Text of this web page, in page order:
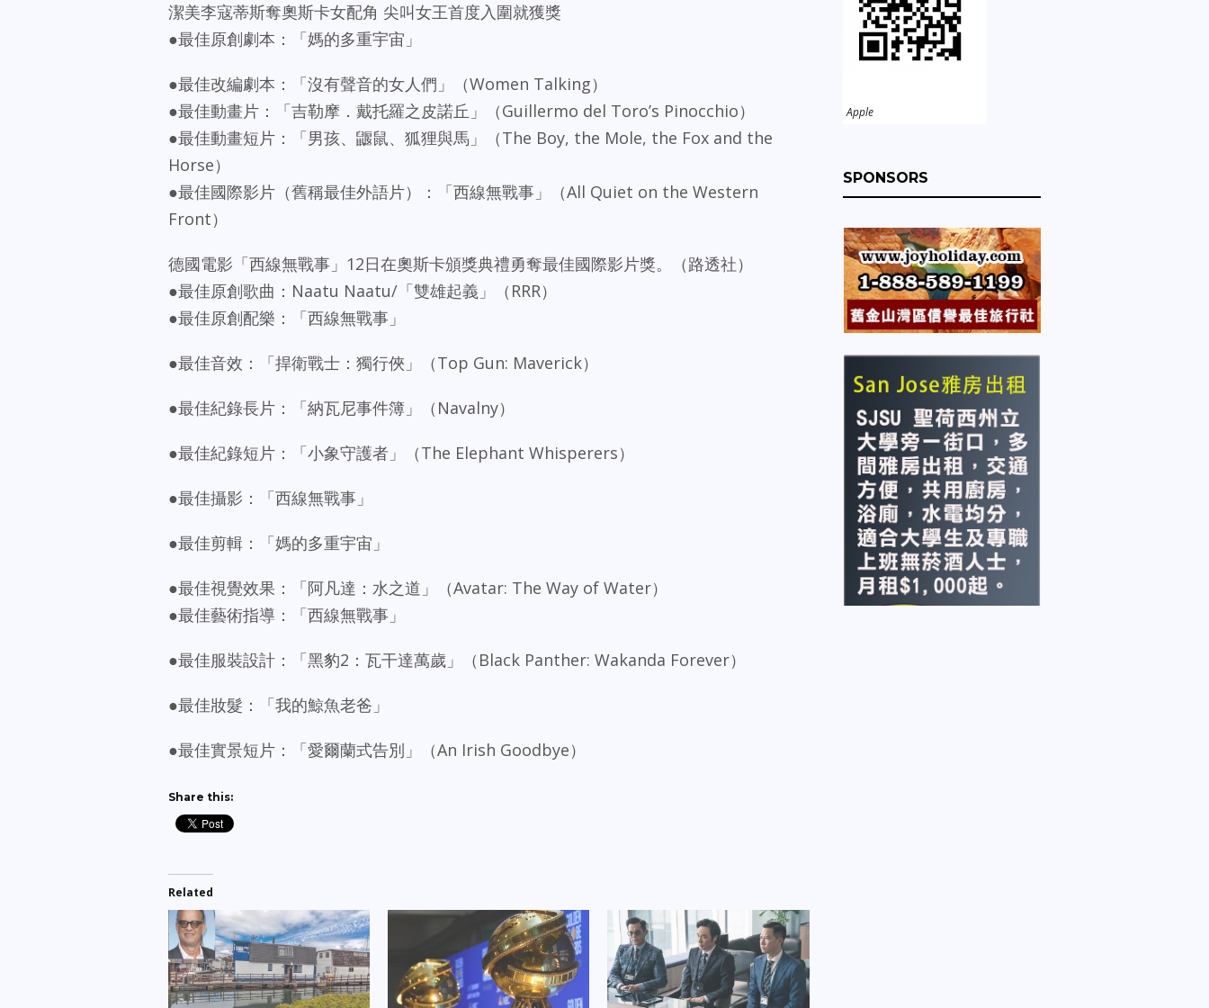
潔美李寇蒂斯奪奧斯卡女配角 尖叫女王首度入圍就獲獎
●最佳原創劇本：「媽的多重宇宙」
●最佳改編劇本：「沒有聲音的女人們」（Women Talking）
●最佳動畫片：「吉勒摩．戴托羅之皮諾丘」（Guillermo del Toro’s Pinocchio）
●最佳動畫短片：「男孩、鼴鼠、狐狸與馬」（The Boy, the Mole, the Fox and the
Horse）
●最佳國際影片（舊稱最佳外語片）：「西線無戰事」（All Quiet on the Western
Front）
德國電影「西線無戰事」12日在奧斯卡頒獎典禮勇奪最佳國際影片獎。（路透社）
●最佳原創歌曲：Naatu Naatu/「雙雄起義」（RRR）
●最佳原創配樂：「西線無戰事」
●最佳音效：「捍衛戰士：獨行俠」（Top Gun: Maverick）
●最佳紀錄長片：「納瓦尼事件簿」（Navalny）
●最佳紀錄短片：「小象守護者」（The Elephant Whisperers）
●最佳攝影：「西線無戰事」
●最佳剪輯：「媽的多重宇宙」
●最佳視覺效果：「阿凡達：水之道」（Avatar: The Way of Water）
●最佳藝術指導：「西線無戰事」
●最佳服裝設計：「黑豹2：瓦干達萬歲」（Black Panther: Wakanda Forever）
●最佳妝髮：「我的鯨魚老爸」
●最佳實景短片：「愛爾蘭式告別」（An Irish Goodbye）
Share this:
Related
Apple
SPONSORS